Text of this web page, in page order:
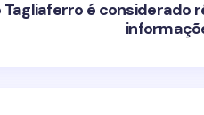
é considerado